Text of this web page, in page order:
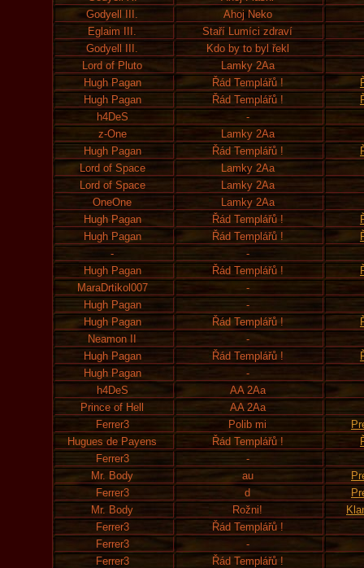
Godyell III.
Ahoj Neko
Eglaim III.
Staří Lumíci zdraví
Godyell III.
Kdo by to byl řekl
Lord of Pluto
Lamky 2Aa
Hugh Pagan
Řád Templářů !
Hugh Pagan
Řád Templářů !
h4DeS
-
z-One
Lamky 2Aa
Hugh Pagan
Řád Templářů !
Lord of Space
Lamky 2Aa
Lord of Space
Lamky 2Aa
OneOne
Lamky 2Aa
Hugh Pagan
Řád Templářů !
Hugh Pagan
Řád Templářů !
-
-
Hugh Pagan
Řád Templářů !
MaraDrtikol007
-
Hugh Pagan
-
Hugh Pagan
Řád Templářů !
Neamon II
-
Hugh Pagan
Řád Templářů !
Hugh Pagan
-
h4DeS
AA 2Aa
Prince of Hell
AA 2Aa
Ferrer3
Polib mi
Hugues de Payens
Řád Templářů !
Ferrer3
-
Mr. Body
au
Ferrer3
d
Mr. Body
Rožni!
Ferrer3
Řád Templářů !
Ferrer3
-
Ferrer3
Řád Templářů !